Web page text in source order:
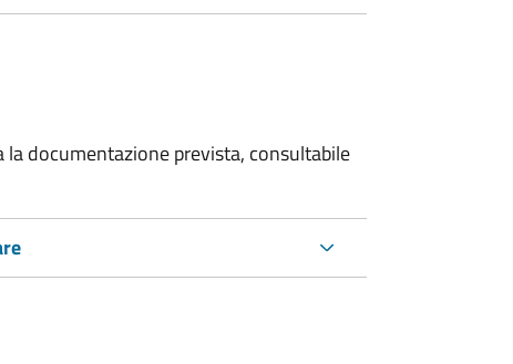
documentazione prevista, consultabile